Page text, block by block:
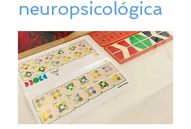
neuropsicológica